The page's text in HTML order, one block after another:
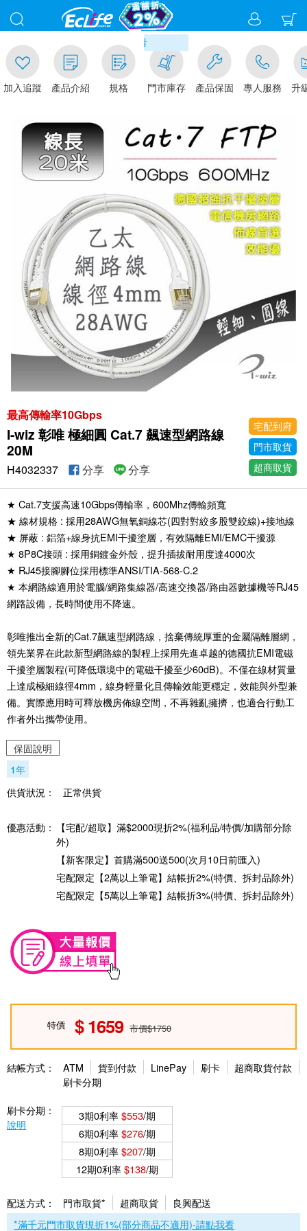
加入追蹤 產品介紹 規格
滿千元門市取貨現折1%(部分
門市庫存 產品保固 專人服務 升
最高傳輸率10Gbps
I-wiz 彰唯 極細圓 Cat.7 飆速型網路線
20M
宅配到府
門市取貨
超商取貨
H4032337 分享 分享
★ Cat.7支援高速10Gbps傳輸率，600Mhz傳輸頻寬
★ 線材規格 : 採用28AWG無氧銅線芯(四對對絞多股雙絞線)+接地線
★ 屏蔽 : 鋁箔+線身抗EMI干擾塗層，有效隔離EMI/EMC干擾源
★ 8P8C接頭 : 採用銅鍍金外殼，提升插拔耐用度達4000次
★ RJ45接腳腳位採用標準ANSI/TIA-568-C.2
★ 本網路線適用於電腦/網路集線器/高速交換器/路由器數據機等RJ45
網路設備，長時間使用不降速。
彰唯推出全新的Cat.7飆速型網路線，捨棄傳統厚重的金屬隔離層網，
領先業界在此款新型網路線的製程上採用先進卓越的德國抗EMI電磁
干擾塗層製程(可降低環境中的電磁干擾至少60dB)。不僅在線材質量
上達成極細線徑4mm，線身輕量化且傳輸效能更穩定，效能與外型兼
備。實際應用時可釋放機房佈線空間，不再雜亂擁擠，也適合行動工
作者外出攜帶使用。
保固說明
1年
供貨狀況：
正常供貨
優惠活動：
【宅配/超取】滿$2000現折2%(福利品/特價/加購部分除
外)
【新客限定】首購滿500送500(次月10日前匯入)
宅配限定【2萬以上筆電】結帳折2%(特價、拆封品除外)
宅配限定【5萬以上筆電】結帳折3%(特價、拆封品除外)
特價 1659 市價$1750
結帳方式： ATM 貨到付款 LinePay 刷卡
超商取貨付款
刷卡分期
刷卡分期：
說明
3期0利率$553/期
6期0利率$276/期
8期0利率$207/期
12期0利率$138/期
配送方式： 門市取貨* 超商取貨
良興配送
*滿千元門市取貨現折1%(部分商品不適用)-請點我看